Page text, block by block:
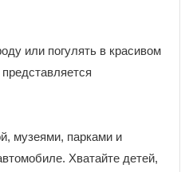
или погулять в красивом
музеями, парками и
Хватайте детей,